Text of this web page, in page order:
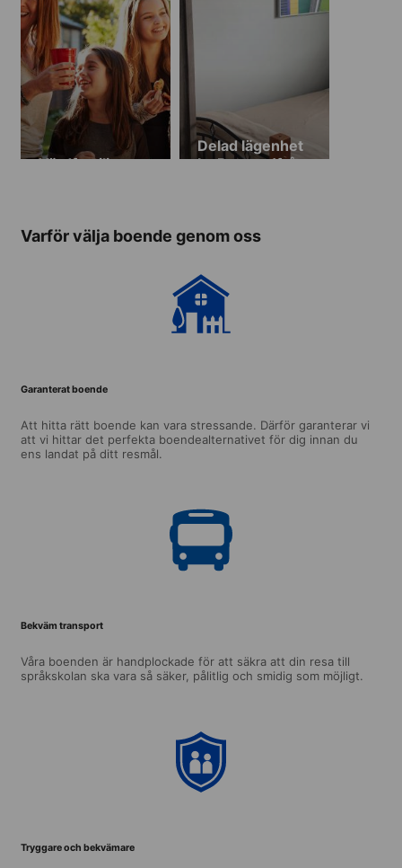
Värdfamilj
Delad lägenhet
La Brezza (från
Varför välja boende genom oss
Garanterat boende
Att hitta rätt boende kan vara stressande. Därför garanterar vi
att vi hittar det perfekta boendealternativet för dig innan du
ens landat på ditt resmål.
Bekväm transport
Våra boenden är handplockade för att säkra att din resa till
språkskolan ska vara så säker, pålitlig och smidig som möjligt.
Tryggare och bekvämare